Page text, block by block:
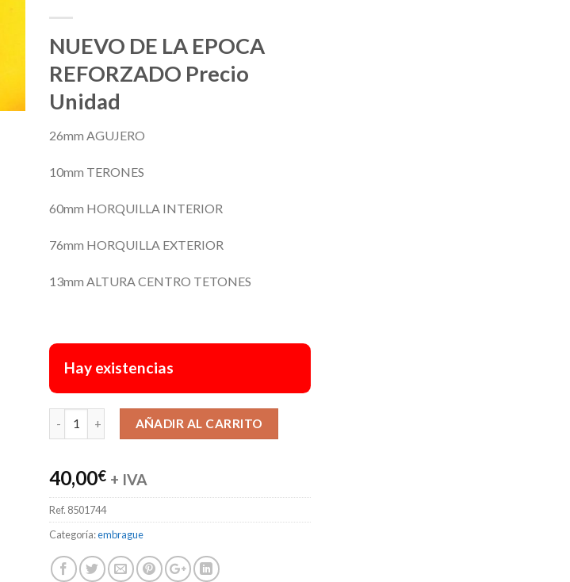
NUEVO DE LA EPOCA
REFORZADO Precio
Unidad
26mm AGUJERO
10mm TERONES
60mm HORQUILLA INTERIOR
76mm HORQUILLA EXTERIOR
13mm ALTURA CENTRO TETONES
Hay existencias
AÑADIR AL CARRITO
40,00€ + IVA
Ref. 8501744
Categoría:embrague